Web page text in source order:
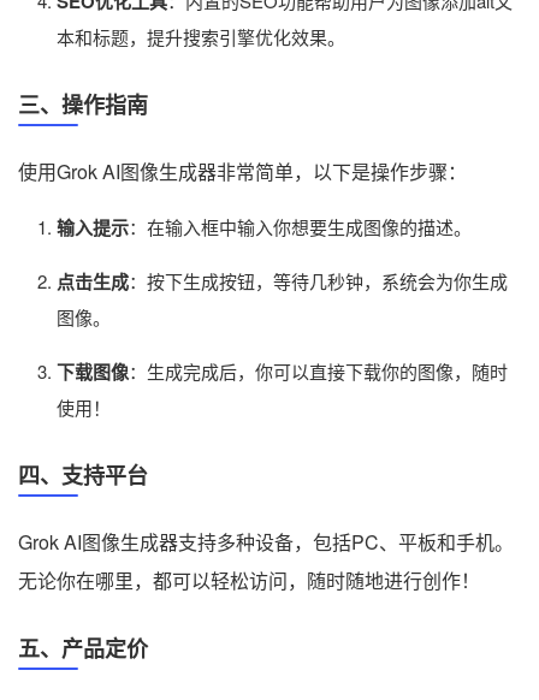
本和标题，提升搜索引擎优化效果。
三、操作指南
使用Grok AI图像生成器非常简单，以下是操作步骤：
输入提示：在输入框中输入你想要生成图像的描述。
点击生成：按下生成按钮，等待几秒钟，系统会为你生成
图像。
下载图像：生成完成后，你可以直接下载你的图像，随时
使用！
四、支持平台
Grok AI图像生成器支持多种设备，包括PC、平板和手机。
无论你在哪里，都可以轻松访问，随时随地进行创作！
五、产品定价